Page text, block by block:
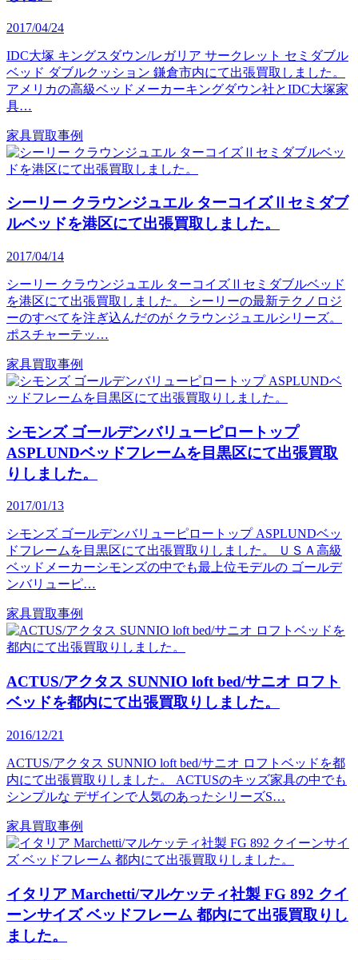
2017/04/24
IDC大塚 キングスダウン/レガリア サークレット セミダブル
ベッド ダブルクッション 鎌倉市内にて出張買取しました。
アメリカの高級ベッドメーカーキングダウン社とIDC大塚家
具…
家具買取事例
シーリー クラウンジュエル ターコイズⅡセミダブ
ルベッドを港区にて出張買取しました。
2017/04/14
シーリー クラウンジュエル ターコイズⅡセミダブルベッド
を港区にて出張買取しました。 シーリーの最新テクノロジ
ーのすべてを注ぎ込んだのが クラウンジュエルシリーズ。
ポスチャーテッ…
家具買取事例
シモンズ ゴールデンバリューピロートップ
ASPLUNDベッドフレームを目黒区にて出張買取
りしました。
2017/01/13
シモンズ ゴールデンバリューピロートップ ASPLUNDベッ
ドフレームを目黒区にて出張買取りしました。 ＵＳＡ高級
ベッドメーカーシモンズの中でも最上位モデルの ゴールデ
ンバリューピ…
家具買取事例
ACTUS/アクタス SUNNIO loft bed/サニオ ロフト
ベッドを都内にて出張買取りしました。
2016/12/21
ACTUS/アクタス SUNNIO loft bed/サニオ ロフトベッドを都
内にて出張買取りしました。 ACTUSのキッズ家具の中でも
シンプルな デザインで人気のあったシリーズS…
家具買取事例
イタリア Marchetti/マルケッティ社製 FG 892 クイ
ーンサイズ ベッドフレーム 都内にて出張買取りし
ました。